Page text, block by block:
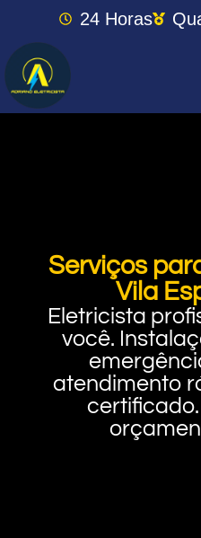
24 Horas
Serviços
Vila
Eletricista
você.
atendimento